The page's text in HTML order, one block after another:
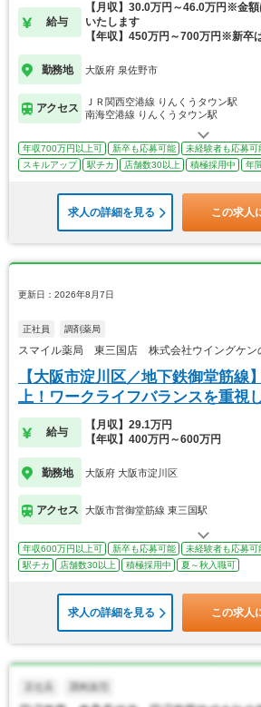
給与
【月収】30.0万円～46.0万円※金
いたします
【年収】450万円～700万円※新卒
勤務地 大阪府 泉佐野市
アクセス
ＪＲ関西空港線 りんくうタウン駅
南海空港線 りんくうタウン駅
年収700万円以上可 新卒も応募可能 未経験者も応募可
スキルアップ
駅チカ 店舗数30以上 積極採用中 年
求人の詳細を見る この求人
更新日：2026年8月7日
正社員 調剤薬局
スマイル薬局 東三国店 株式会社ウイングケン
【大阪市淀川区／地下鉄御堂筋線
上！ワークライフバランスを重視
給与
【月収】29.1万円
【年収】400万円～600万円
勤務地 大阪府 大阪市淀川区
アクセス 大阪市営御堂筋線 東三国駅
年収600万円以上可 新卒も応募可能 未経験者も応募可
駅チカ
店舗数30以上 積極採用中 夏～秋入職可
求人の詳細を見る この求人